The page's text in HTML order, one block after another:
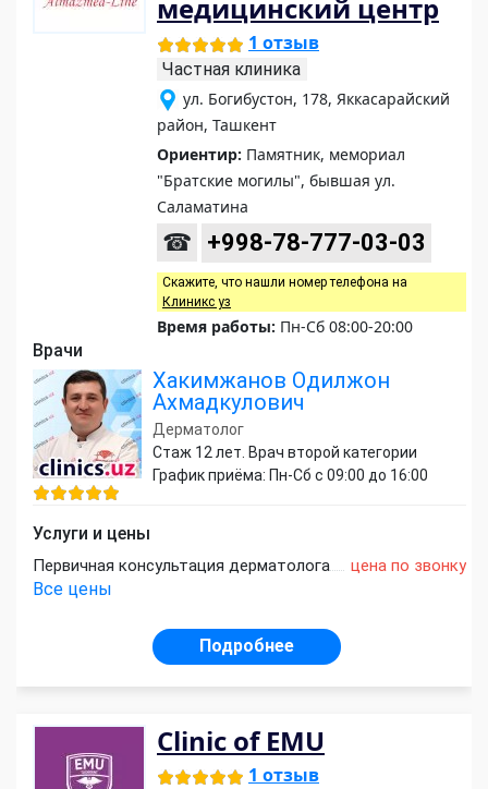
медицинский центр
1 отзыв
Частная клиника
ул. Богибустон, 178, Яккасарайский
район, Ташкент
Ориентир: Памятник, мемориал
"Братские могилы", бывшая ул.
Саламатина
☎ +998-78-777-03-03
Скажите, что нашли номер телефона на
Клиникс уз
Время работы: Пн-Сб 08:00-20:00
Врачи
Хакимжанов Одилжон
Ахмадкулович
Дерматолог
Стаж 12 лет. Врач второй категории
График приёма: Пн-Сб с 09:00 до 16:00
Услуги и цены
Первичная консультация дерматолога цена по звонку
Все цены
Подробнее
Clinic of EMU
1 отзыв